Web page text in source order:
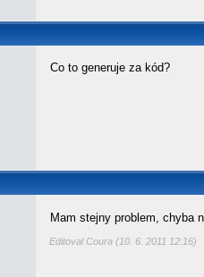
Co to generuje za kód?
Mam stejny problem, chyba
Editoval Coura (10. 6. 2011 12:16)